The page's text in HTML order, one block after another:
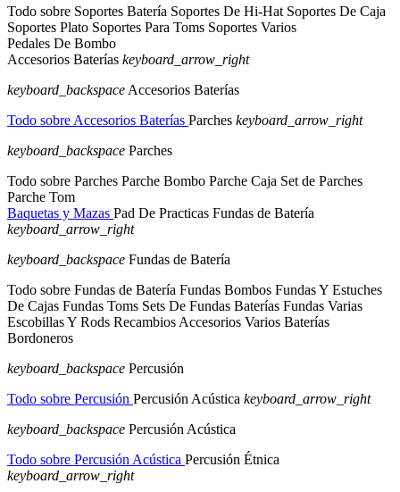
Todo sobre Soportes Batería Soportes De Hi-Hat Soportes De Caja
Soportes Plato Soportes Para Toms Soportes Varios
Pedales De Bombo
Accesorios Baterías keyboard_arrow_right
keyboard_backspace Accesorios Baterías
Todo sobre Accesorios Baterías Parches keyboard_arrow_right
keyboard_backspace Parches
Todo sobre Parches Parche Bombo Parche Caja Set de Parches
Parche Tom
Baquetas y Mazas Pad De Practicas Fundas de Batería
keyboard_arrow_right
keyboard_backspace Fundas de Batería
Todo sobre Fundas de Batería Fundas Bombos Fundas Y Estuches
De Cajas Fundas Toms Sets De Fundas Baterías Fundas Varias
Escobillas Y Rods Recambios Accesorios Varios Baterías
Bordoneros
keyboard_backspace Percusión
Todo sobre Percusión Percusión Acústica keyboard_arrow_right
keyboard_backspace Percusión Acústica
Todo sobre Percusión Acústica Percusión Étnica
keyboard_arrow_right